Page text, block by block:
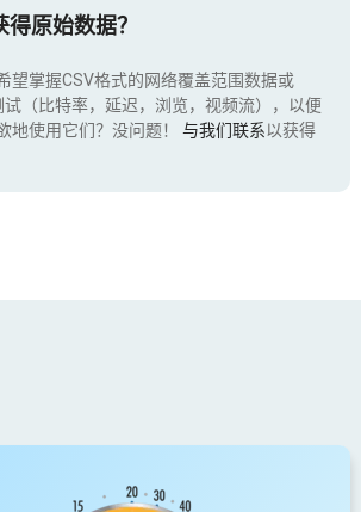
得原始数据？
望掌握CSV格式的网络覆盖范围数据或
（比特率，延迟，浏览，视频流），以便
地使用它们？没问题！ 与我们联系以获得